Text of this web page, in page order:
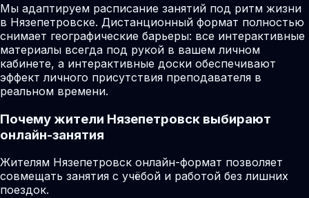
Мы адаптируем расписание занятий под ритм жизни
в Нязепетровске. Дистанционный формат полностью
снимает географические барьеры: все интерактивные
материалы всегда под рукой в вашем личном
кабинете, а интерактивные доски обеспечивают
эффект личного присутствия преподавателя в
реальном времени.
Почему жители Нязепетровск выбирают
онлайн-занятия
Жителям Нязепетровск онлайн-формат позволяет
совмещать занятия с учёбой и работой без лишних
поездок.